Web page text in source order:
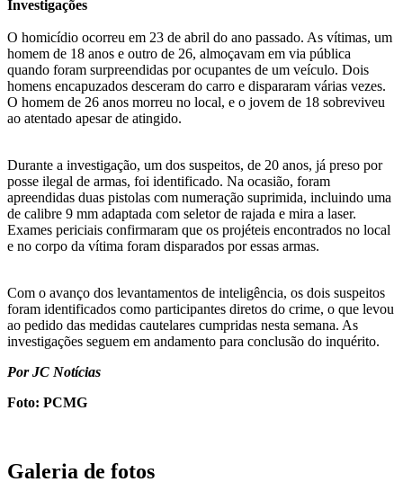
Investigações
O homicídio ocorreu em 23 de abril do ano passado. As vítimas, um
homem de 18 anos e outro de 26, almoçavam em via pública
quando foram surpreendidas por ocupantes de um veículo. Dois
homens encapuzados desceram do carro e dispararam várias vezes.
O homem de 26 anos morreu no local, e o jovem de 18 sobreviveu
ao atentado apesar de atingido.
Durante a investigação, um dos suspeitos, de 20 anos, já preso por
posse ilegal de armas, foi identificado. Na ocasião, foram
apreendidas duas pistolas com numeração suprimida, incluindo uma
de calibre 9 mm adaptada com seletor de rajada e mira a laser.
Exames periciais confirmaram que os projéteis encontrados no local
e no corpo da vítima foram disparados por essas armas.
Com o avanço dos levantamentos de inteligência, os dois suspeitos
foram identificados como participantes diretos do crime, o que levou
ao pedido das medidas cautelares cumpridas nesta semana. As
investigações seguem em andamento para conclusão do inquérito.
Por JC Notícias
Foto: PCMG
Galeria de fotos